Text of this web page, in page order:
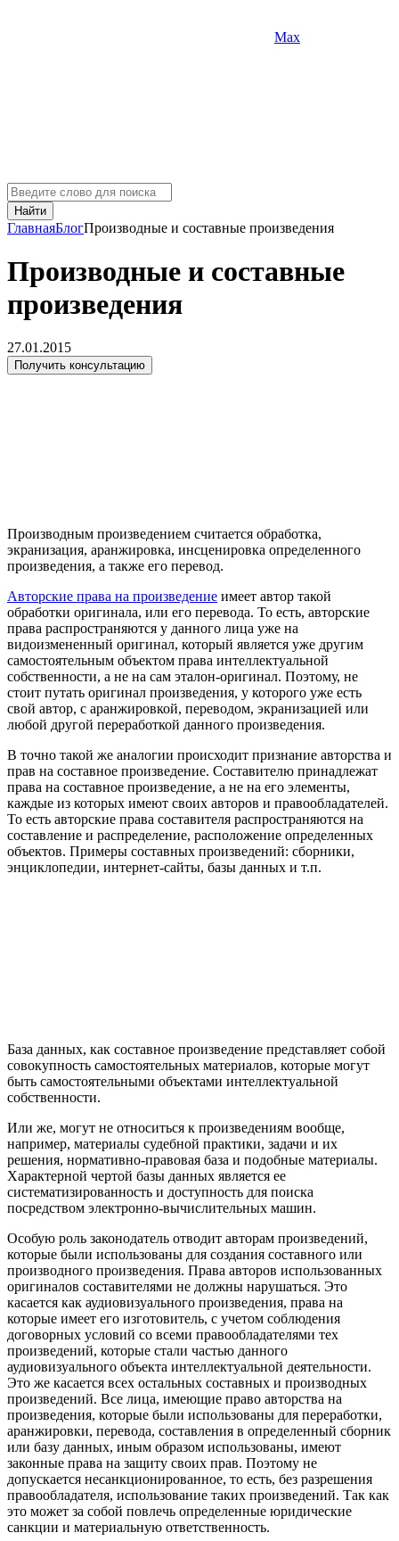
Max
Найти
ГлавнаяБлогПроизводные и составные произведения
Производные и составные
произведения
27.01.2015
Получить консультацию
Производным произведением считается обработка,
экранизация, аранжировка, инсценировка определенного
произведения, а также его перевод.
Авторские права на произведение имеет автор такой
обработки оригинала, или его перевода. То есть, авторские
права распространяются у данного лица уже на
видоизмененный оригинал, который является уже другим
самостоятельным объектом права интеллектуальной
собственности, а не на сам эталон-оригинал. Поэтому, не
стоит путать оригинал произведения, у которого уже есть
свой автор, с аранжировкой, переводом, экранизацией или
любой другой переработкой данного произведения.
В точно такой же аналогии происходит признание авторства и
прав на составное произведение. Составителю принадлежат
права на составное произведение, а не на его элементы,
каждые из которых имеют своих авторов и правообладателей.
То есть авторские права составителя распространяются на
составление и распределение, расположение определенных
объектов. Примеры составных произведений: сборники,
энциклопедии, интернет-сайты, базы данных и т.п.
База данных, как составное произведение представляет собой
совокупность самостоятельных материалов, которые могут
быть самостоятельными объектами интеллектуальной
собственности.
Или же, могут не относиться к произведениям вообще,
например, материалы судебной практики, задачи и их
решения, нормативно-правовая база и подобные материалы.
Характерной чертой базы данных является ее
систематизированность и доступность для поиска
посредством электронно-вычислительных машин.
Особую роль законодатель отводит авторам произведений,
которые были использованы для создания составного или
производного произведения. Права авторов использованных
оригиналов составителями не должны нарушаться. Это
касается как аудиовизуального произведения, права на
которые имеет его изготовитель, с учетом соблюдения
договорных условий со всеми правообладателями тех
произведений, которые стали частью данного
аудиовизуального объекта интеллектуальной деятельности.
Это же касается всех остальных составных и производных
произведений. Все лица, имеющие право авторства на
произведения, которые были использованы для переработки,
аранжировки, перевода, составления в определенный сборник
или базу данных, иным образом использованы, имеют
законные права на защиту своих прав. Поэтому не
допускается несанкционированное, то есть, без разрешения
правообладателя, использование таких произведений. Так как
это может за собой повлечь определенные юридические
санкции и материальную ответственность.